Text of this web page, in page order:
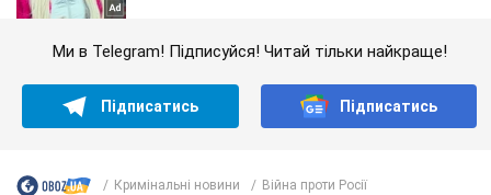
Ми в Telegram! Підписуйся! Читай тільки найкраще!
Підписатись Підписатись
Кримінальні новини
Війна проти Росії